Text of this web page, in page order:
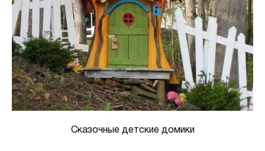
Сказочные детские домики